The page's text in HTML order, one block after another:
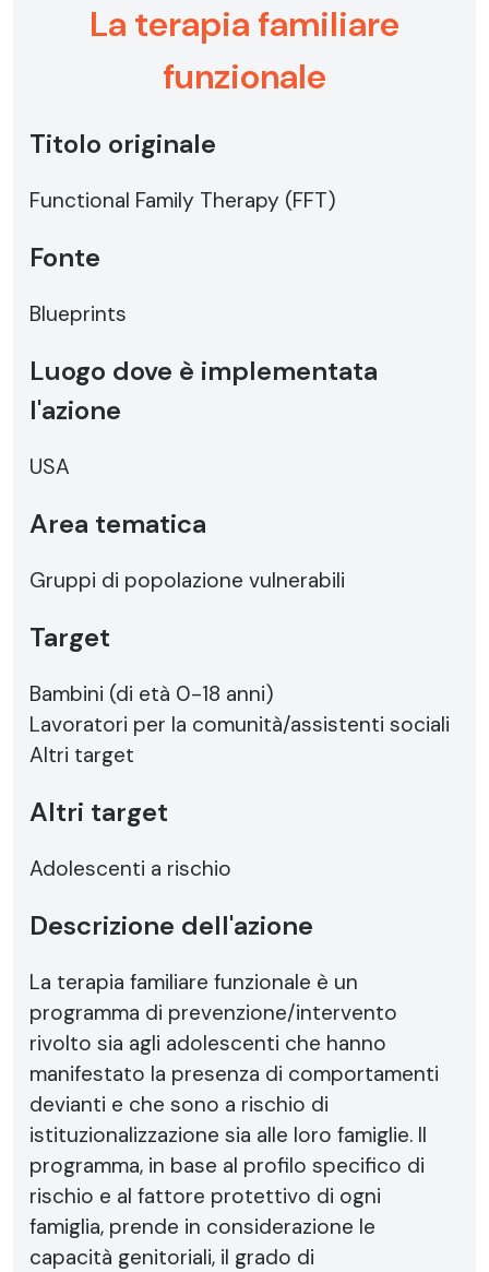
La terapia familiare
funzionale
Titolo originale
Functional Family Therapy (FFT)
Fonte
Blueprints
Luogo dove è implementata
l'azione
USA
Area tematica
Gruppi di popolazione vulnerabili
Target
Bambini (di età 0-18 anni)
Lavoratori per la comunità/assistenti sociali
Altri target
Altri target
Adolescenti a rischio
Descrizione dell'azione
La terapia familiare funzionale è un
programma di prevenzione/intervento
rivolto sia agli adolescenti che hanno
manifestato la presenza di comportamenti
devianti e che sono a rischio di
istituzionalizzazione sia alle loro famiglie. Il
programma, in base al profilo specifico di
rischio e al fattore protettivo di ogni
famiglia, prende in considerazione le
capacità genitoriali, il grado di